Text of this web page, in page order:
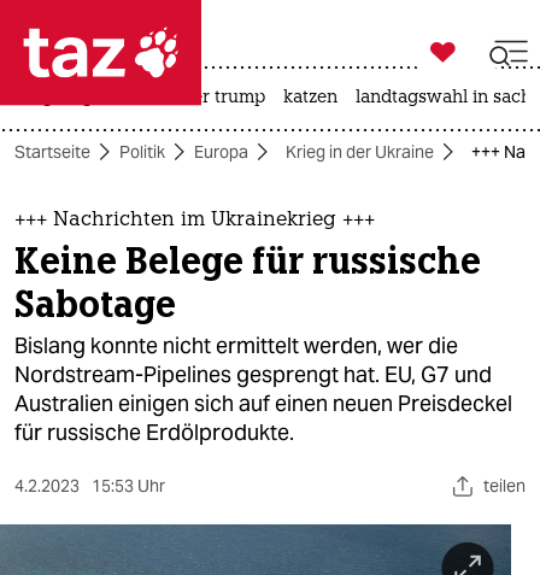
 taz zahl ich
taz zahl ich
themen
politik
öko
gesellschaft
kultur
sport
berlin

taz zahl ich
usa unter trump katzen landtagswahl in
Startseite Politik Europa Krieg in der Ukraine +++
+++ Nachrichten im Ukrainekrieg +++
Keine Belege für russische
Sabotage
Bislang konnte nicht ermittelt werden, wer die
Nordstream-Pipelines gesprengt hat. EU, G7 und
Australien einigen sich auf einen neuen Preisdeckel
für russische Erdölprodukte.
4.2.2023 15:53 Uhr teilen